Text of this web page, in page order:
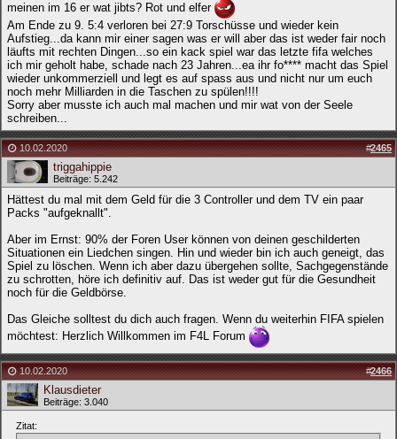
meinen im 16 er wat jibts? Rot und elfer
Am Ende zu 9. 5:4 verloren bei 27:9 Torschüsse und wieder kein
Aufstieg...da kann mir einer sagen was er will aber das ist weder fair noch
läufts mit rechten Dingen...so ein kack spiel war das letzte fifa welches
ich mir geholt habe, schade nach 23 Jahren...ea ihr fo**** macht das Spiel
wieder unkommerziell und legt es auf spass aus und nicht nur um euch
noch mehr Milliarden in die Taschen zu spülen!!!!
Sorry aber musste ich auch mal machen und mir wat von der Seele
schreiben...
10.02.2020 #2465
triggahippie
Beiträge: 5.242
Hättest du mal mit dem Geld für die 3 Controller und dem TV ein paar
Packs "aufgeknallt".
Aber im Ernst: 90% der Foren User können von deinen geschilderten
Situationen ein Liedchen singen. Hin und wieder bin ich auch geneigt, das
Spiel zu löschen. Wenn ich aber dazu übergehen sollte, Sachgegenstände
zu schrotten, höre ich definitiv auf. Das ist weder gut für die Gesundheit
noch für die Geldbörse.
Das Gleiche solltest du dich auch fragen. Wenn du weiterhin FIFA spielen
möchtest: Herzlich Willkommen im F4L Forum
10.02.2020 #2466
Klausdieter
Beiträge: 3.040
Zitat: